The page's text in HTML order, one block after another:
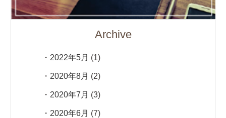
Archive
2022年5月 (1)
2020年8月 (2)
2020年7月 (3)
2020年6月 (7)